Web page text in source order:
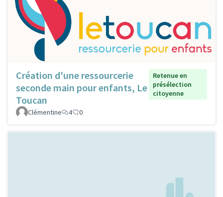
Création d'une ressourcerie
seconde main pour enfants, Le
Toucan
Retenue en
présélection
citoyenne
Clémentine 4 0